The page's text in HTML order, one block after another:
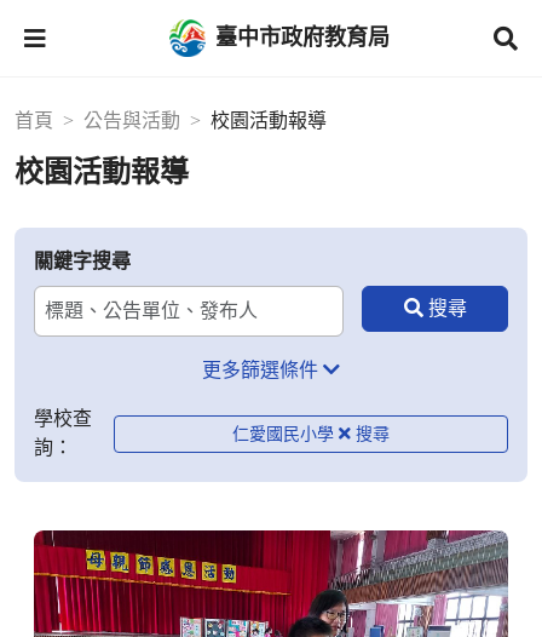
臺中市政府教育局
首頁 公告與活動 校園活動報導
校園活動報導
關鍵字搜尋
更多篩選條件
學校查
詢：
仁愛國民小學